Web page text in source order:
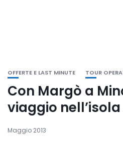
OFFERTE E LAST MINUTE TOUR
Con Margò a
viaggio nell’isola
Maggio 2013